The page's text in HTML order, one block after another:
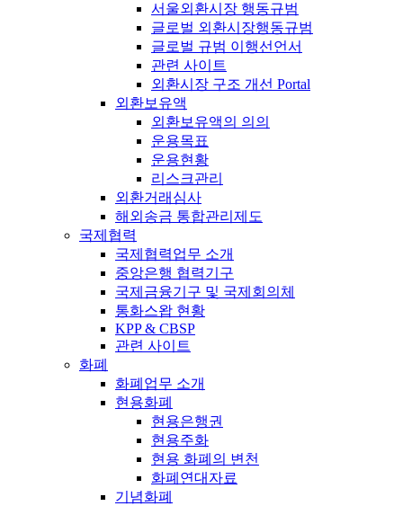
서울외환시장 행동규범
글로벌 외환시장행동규범
글로벌 규범 이행선언서
관련 사이트
외환시장 구조 개선 Portal
외환보유액
외환보유액의 의의
운용목표
운용현황
리스크관리
외환거래심사
해외송금 통합관리제도
국제협력
국제협력업무 소개
중앙은행 협력기구
국제금융기구 및 국제회의체
통화스왑 현황
KPP & CBSP
관련 사이트
화폐
화폐업무 소개
현용화폐
현용은행권
현용주화
현용 화폐의 변천
화폐연대자료
기념화폐